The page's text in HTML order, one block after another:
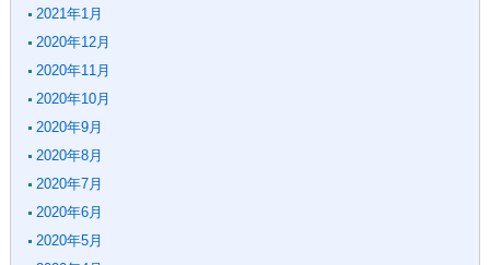
2021年1月
2020年12月
2020年11月
2020年10月
2020年9月
2020年8月
2020年7月
2020年6月
2020年5月